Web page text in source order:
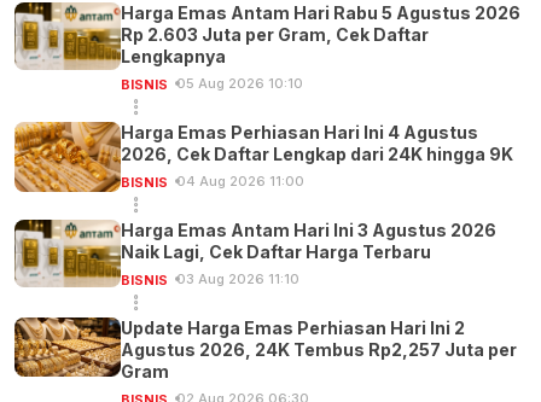
Harga Emas Antam Hari Rabu 5 Agustus 2026
Rp 2.603 Juta per Gram, Cek Daftar
Lengkapnya
BISNIS 05 Aug 2026 10:10
Harga Emas Perhiasan Hari Ini 4 Agustus
2026, Cek Daftar Lengkap dari 24K hingga 9K
BISNIS 04 Aug 2026 11:00
Harga Emas Antam Hari Ini 3 Agustus 2026
Naik Lagi, Cek Daftar Harga Terbaru
BISNIS 03 Aug 2026 11:10
Update Harga Emas Perhiasan Hari Ini 2
Agustus 2026, 24K Tembus Rp2,257 Juta per
Gram
02 Aug 2026 06:30